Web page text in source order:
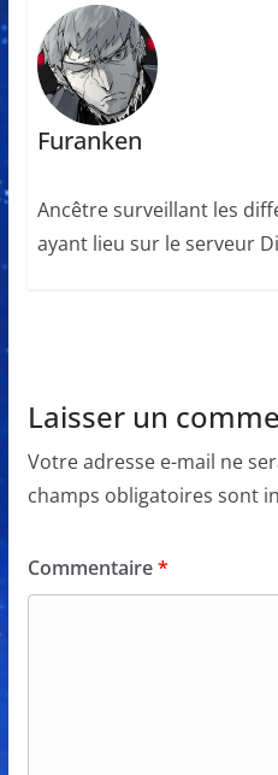
Furanken
Ancêtre surveillant les
ayant lieu sur le serveur
Laisser un
Votre adresse e-mail ne
champs obligatoires sont
Commentaire*